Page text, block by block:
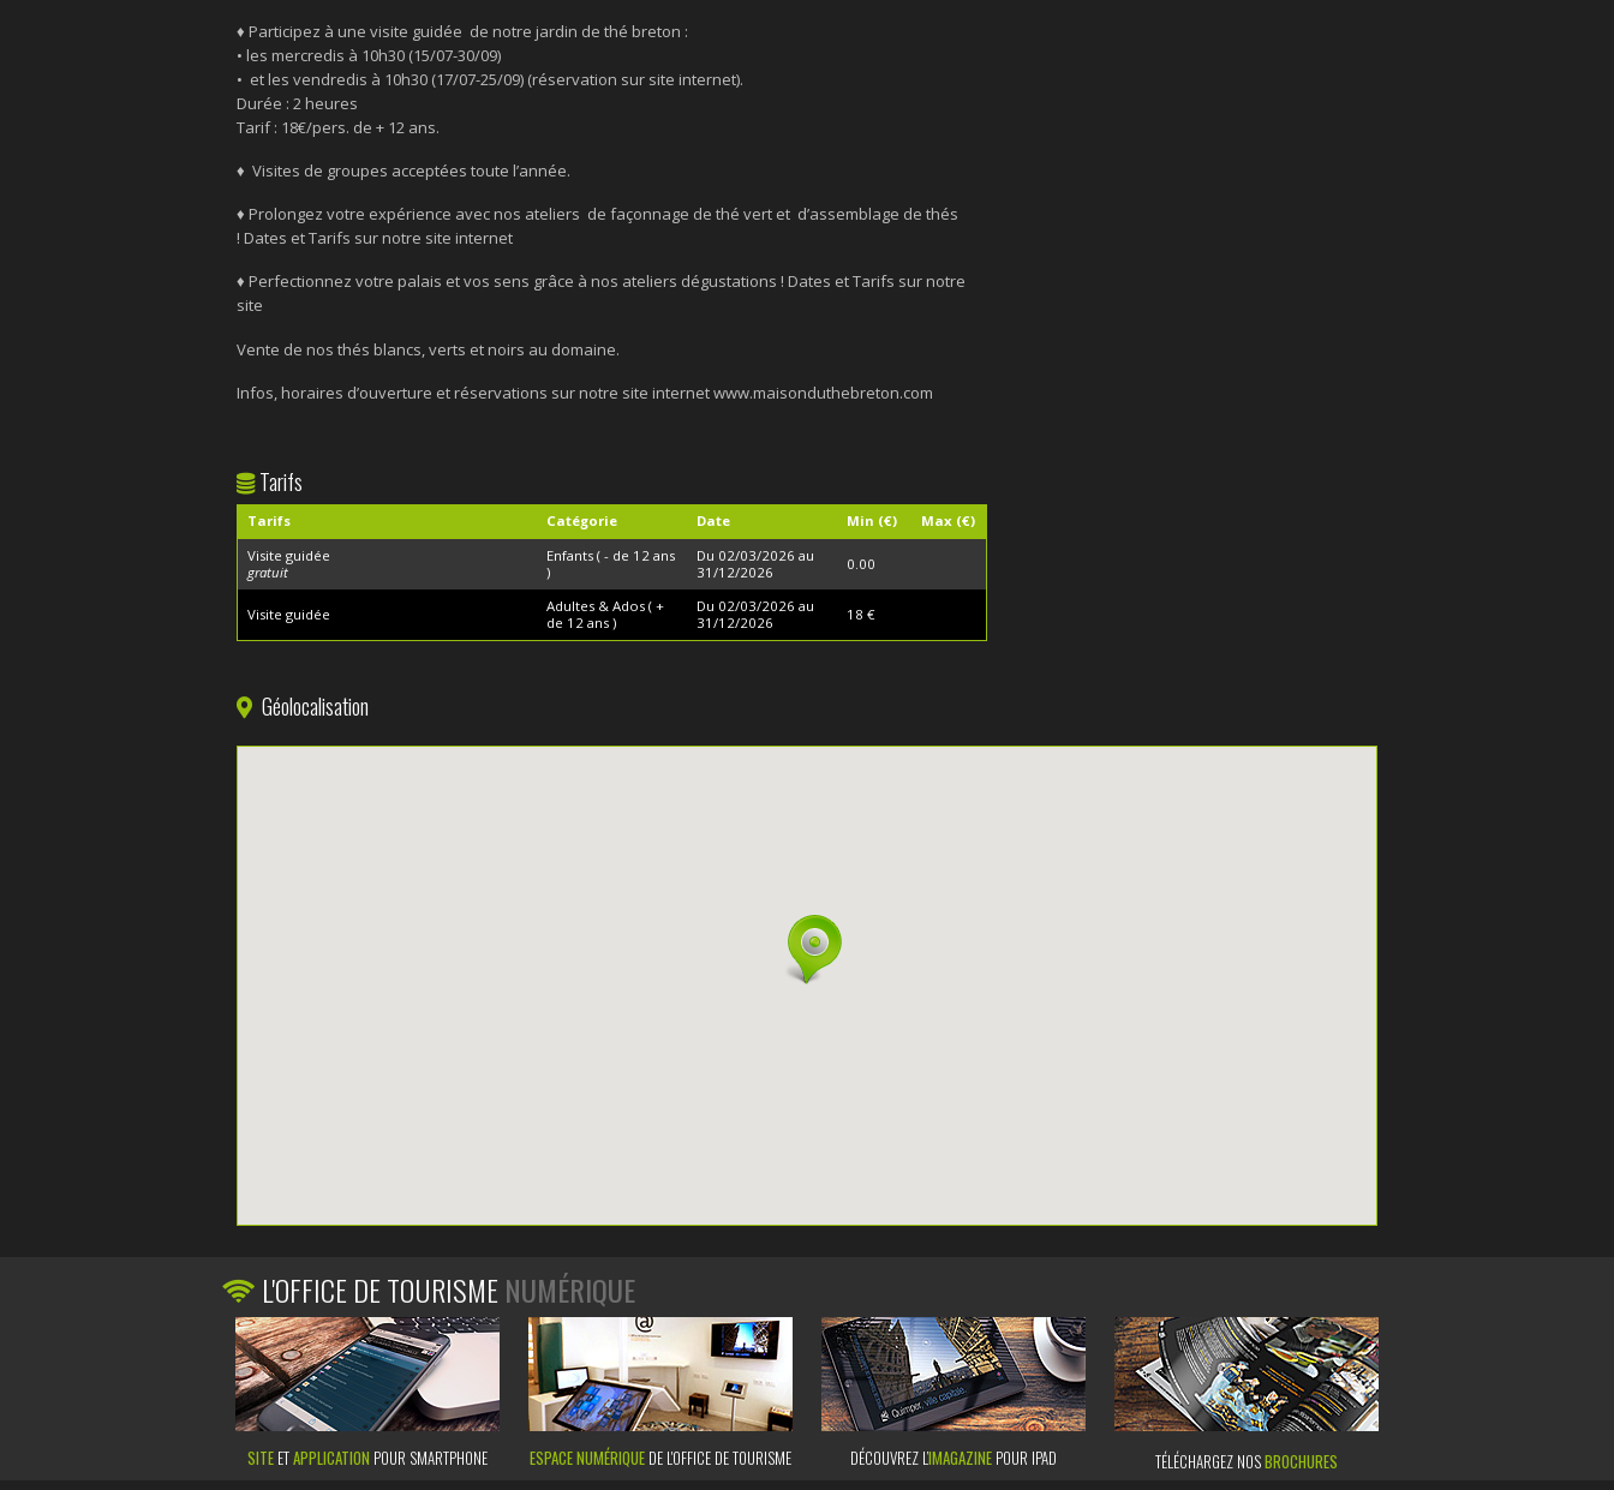
♦ Participez à une visite guidée de notre jardin de thé breton :
• les mercredis à 10h30 (15/07-30/09)
• et les vendredis à 10h30 (17/07-25/09) (réservation sur site internet).
Durée : 2 heures
Tarif : 18€/pers. de + 12 ans.
♦ Visites de groupes acceptées toute l’année.
♦ Prolongez votre expérience avec nos ateliers de façonnage de thé vert et d’assemblage de thés
! Dates et Tarifs sur notre site internet
♦ Perfectionnez votre palais et vos sens grâce à nos ateliers dégustations ! Dates et Tarifs sur notre
site
Vente de nos thés blancs, verts et noirs au domaine.
Infos, horaires d’ouverture et réservations sur notre site internet www.maisonduthebreton.com
Tarifs
Tarifs Catégorie Date Min (€)
Max (€)
Visite guidée
gratuit
Enfants ( - de 12 ans
)
Du 02/03/2026 au
31/12/2026
0.00
Visite guidée
Adultes & Ados ( +
de 12 ans )
Du 02/03/2026 au
31/12/2026
18 €
Géolocalisation
L'OFFICE DE TOURISME NUMÉRIQUE
SITE ETAPPLICATION POUR SMARTPHONE ESPACE NUMÉRIQUE DE L'OFFICE DE TOURISME DÉCOUVREZ L’IMAGAZINEPOUR IPAD TÉLÉCHARGEZ NOSBROCHURES